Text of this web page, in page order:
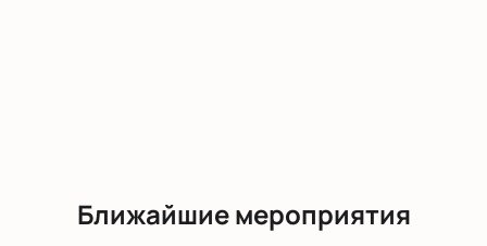
Ближайшие мероприятия